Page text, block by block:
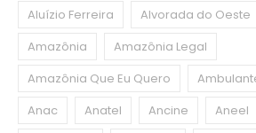
Aluízio Ferreira
Alvorada do Oeste
Amazônia
Amazônia Legal
Amazônia Que Eu Quero
Anac
Anatel Ancine Aneel